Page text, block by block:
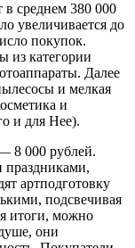
среднем 380 000
увеличивается до
покупок.
из категории
Далее
и мелкая
и
и для Нее).
8 000 рублей.
праздниками,
артподготовку
подсвечивая
итоги, можно
они